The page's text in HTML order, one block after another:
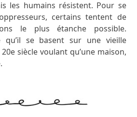
les humains résistent. Pour se
certains tentent de
le plus étanche possible.
qu’il se basent sur une vieille
e siècle voulant qu’une maison,